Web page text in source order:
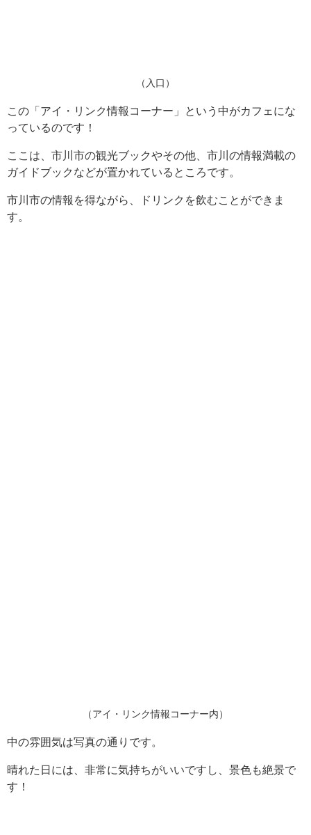
（入口）
この「アイ・リンク情報コーナー」という中がカフェにな
っているのです！
ここは、市川市の観光ブックやその他、市川の情報満載の
ガイドブックなどが置かれているところです。
市川市の情報を得ながら、ドリンクを飲むことができま
す。
（アイ・リンク情報コーナー内）
中の雰囲気は写真の通りです。
晴れた日には、非常に気持ちがいいですし、景色も絶景で
す！